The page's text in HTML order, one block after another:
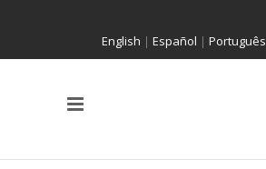
English | Español | Português